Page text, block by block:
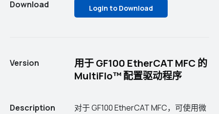
Download Login to Download
Version
用于 GF100 EtherCAT MFC 的
MultiFlo™ 配置驱动程序
Description
对于 GF100 EtherCAT MFC，可使用微